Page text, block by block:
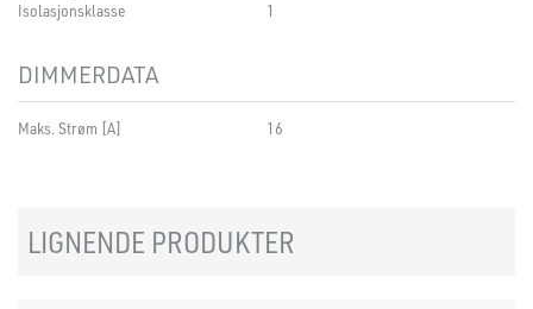
Isolasjonsklasse
1
DIMMERDATA
Maks. Strøm [A] 16
LIGNENDE PRODUKTER